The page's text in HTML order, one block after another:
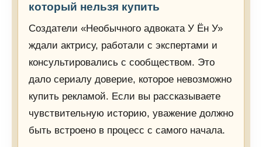
который нельзя купить
Создатели «Необычного адвоката У Ён У»
ждали актрису, работали с экспертами и
консультировались с сообществом. Это
дало сериалу доверие, которое невозможно
купить рекламой. Если вы рассказываете
чувствительную историю, уважение должно
быть встроено в процесс с самого начала.